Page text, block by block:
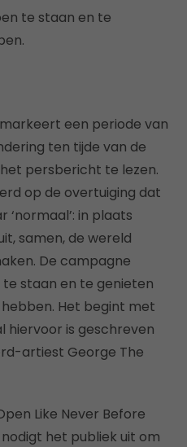
te staan en te
markeert een periode van
ten tijde van de
persbericht te lezen.
op de overtuiging dat
in plaats
samen, de wereld
De campagne
staan en te genieten
Het begint met
hiervoor is geschreven
artiest George The
Like Never Before
het publiek uit om